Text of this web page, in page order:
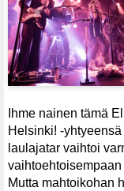
Ihme nainen tämä
Helsinki! -
laulajatar vaihtoi
Mutta mahtoikohan